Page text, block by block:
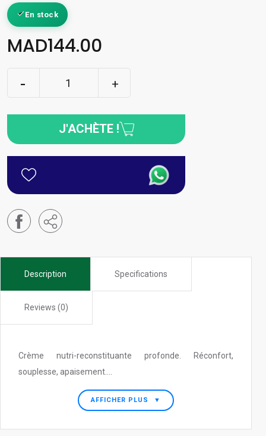
En stock
MAD144.00
J'ACHÈTE !
Description Specifications
Reviews (0)
Crème nutri-reconstituante profonde. Réconfort,
souplesse, apaisement....
AFFICHER PLUS ▼